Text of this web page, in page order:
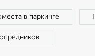
в паркинге